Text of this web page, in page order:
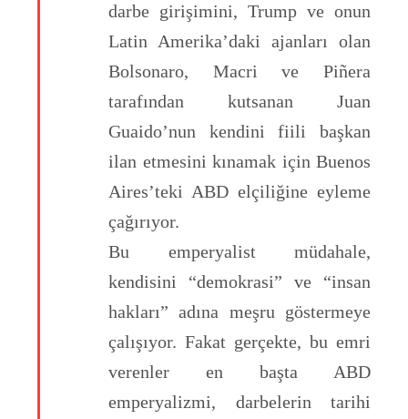
darbe girişimini, Trump ve onun
Latin Amerika’daki ajanları olan
Bolsonaro, Macri ve Piñera
tarafından kutsanan Juan
Guaido’nun kendini fiili başkan
ilan etmesini kınamak için Buenos
Aires’teki ABD elçiliğine eyleme
çağırıyor.
Bu emperyalist müdahale,
kendisini “demokrasi” ve “insan
hakları” adına meşru göstermeye
çalışıyor. Fakat gerçekte, bu emri
verenler en başta ABD
emperyalizmi, darbelerin tarihi